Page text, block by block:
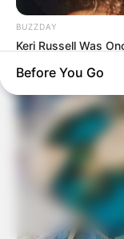
Youtube
BUZZDAY
Keri Russell Was
Colorado Elk's
Before You Go